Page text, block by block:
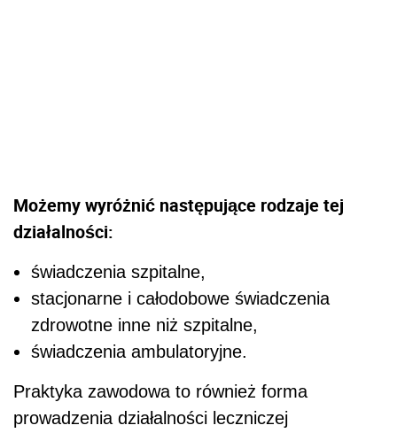
Możemy wyróżnić następujące rodzaje tej
działalności:
świadczenia szpitalne,
stacjonarne i całodobowe świadczenia
zdrowotne inne niż szpitalne,
świadczenia ambulatoryjne.
Praktyka zawodowa to również forma
prowadzenia działalności leczniczej